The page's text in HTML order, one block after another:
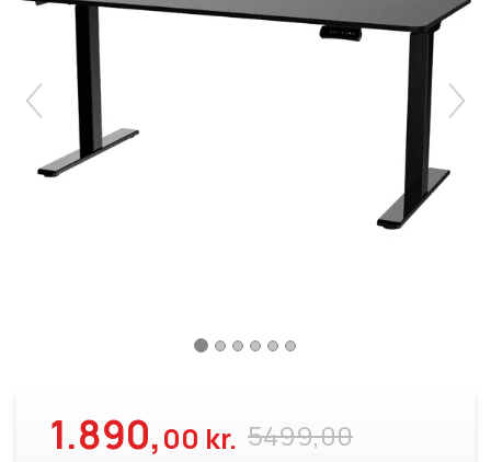
5499,00
1.890,00 kr.